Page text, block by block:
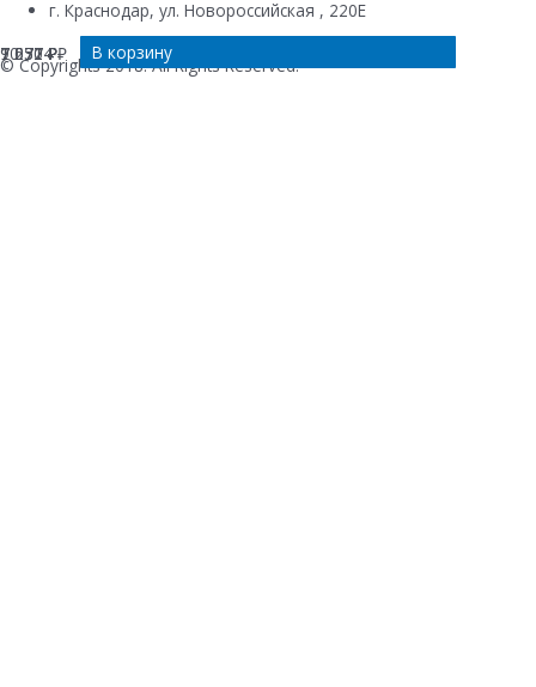
10 374₽ В корзину
9 570₽ В корзину
7 252₽ В корзину
7 071₽ В корзину
г. Краснодар, ул. Новороссийская , 220Е
© Copyrights 2018. All Rights Reserved.